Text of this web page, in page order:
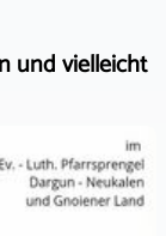
und vielleicht